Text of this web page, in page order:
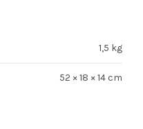
1,5 kg
52 × 18 × 14 cm